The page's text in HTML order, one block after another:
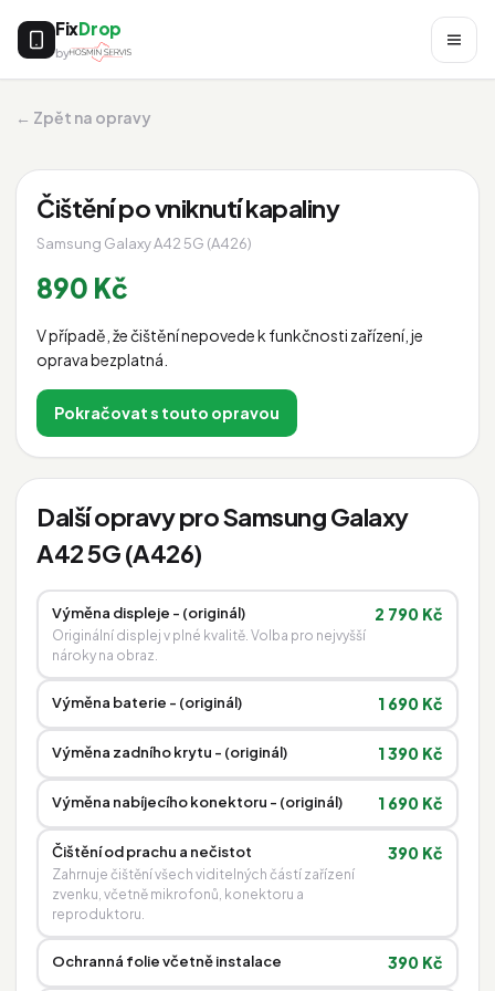
FixDrop
by
← Zpět na opravy
Čištění po vniknutí kapaliny
Samsung Galaxy A42 5G (A426)
890 Kč
V případě, že čištění nepovede k funkčnosti zařízení, je
oprava bezplatná.
Pokračovat s touto opravou
Další opravy pro Samsung Galaxy
A42 5G (A426)
Výměna displeje - (originál)
Originální displej v plné kvalitě. Volba pro nejvyšší
nároky na obraz.
2 790 Kč
Výměna baterie - (originál) 1 690 Kč
Výměna zadního krytu - (originál) 1 390 Kč
Výměna nabíjecího konektoru - (originál) 1 690 Kč
Čištění od prachu a nečistot
Zahrnuje čištění všech viditelných částí zařízení
zvenku, včetně mikrofonů, konektoru a
reproduktoru.
390 Kč
Ochranná folie včetně instalace 390 Kč